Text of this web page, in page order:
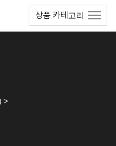
상품 카테고리
>